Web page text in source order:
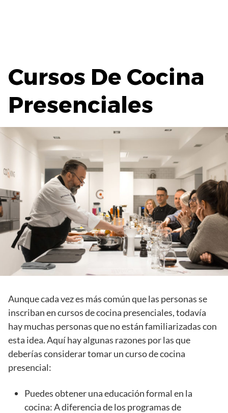
Cursos De Cocina
Presenciales
Aunque cada vez es más común que las personas se
inscriban en cursos de cocina presenciales, todavía
hay muchas personas que no están familiarizadas con
esta idea. Aquí hay algunas razones por las que
deberías considerar tomar un curso de cocina
presencial:
Puedes obtener una educación formal en la
cocina: A diferencia de los programas de